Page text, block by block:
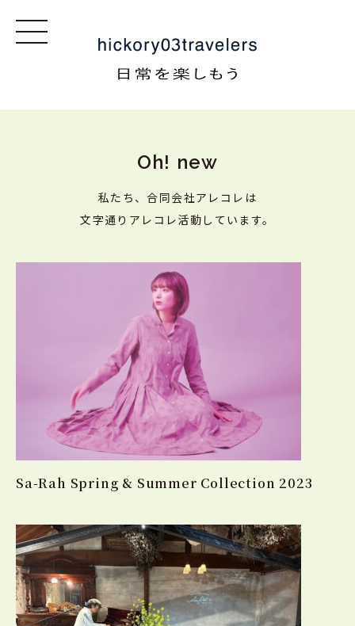
Oh! new
私たち、合同会社アレコレは
文字通りアレコレ活動しています。
Sa-Rah Spring & Summer Collection 2023